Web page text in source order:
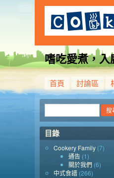
嗜吃愛煮，入
首頁 討論區
目錄
Cookery Family (7)
通告 (1)
關於我們 (6)
中式食譜 (266)